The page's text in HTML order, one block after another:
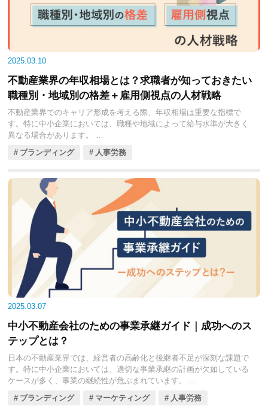
2025.03.10
不動産業界の年収相場とは？求職者が知っておきたい
職種別・地域別の格差＋雇用側視点の人材戦略
不動産業界でのキャリア形成を考える際、年収相場は重要な指標で
す。特に中小企業においては、職種や地域によって給与水準が大きく
異なる場合があります。
今回の記事では、中小不動産会社に焦点を当て、職種別・地域別の年
収相場を見ていきましょう。自身のキャリアプランを考える上で、ぜ
また、雇用する側の視点から見た、人材の確保および流出回避の戦略
も解説しています。
ブランディング 人事労務
2025.03.07
中小不動産会社のための事業承継ガイド｜成功へのス
テップとは？
日本の不動産業界では、経営者の高齢化と後継者不足が深刻な課題で
す。特に中小企業においては、適切な事業承継の計画が欠如している
ケースが多く、事業の継続性が危ぶまれています。
今回の記事では、事業承継の重要性や最新の動向、具体的な準備ステ
ップなどをくわしく解説します。ここでご紹介する情報を通じて、円
ブランディング マーケティング 人事労務